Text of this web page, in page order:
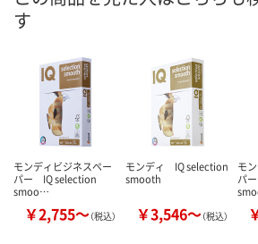
カゴへ
す
モンディビジネスペー
パー IQ selection
smoo…
￥2,755～（税込）
モンディ IQ selection
smooth
￥3,546～（税込）
モ
パ